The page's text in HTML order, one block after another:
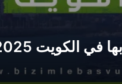
في الكويت 2025